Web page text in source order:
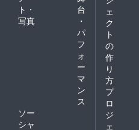
ト・
写真
台
・
パ
フ
ォ
ー
マ
ン
ス
ソー
シャ
ェ
ク
ト
の
作
り
方
プ
ロ
ジ
ェ